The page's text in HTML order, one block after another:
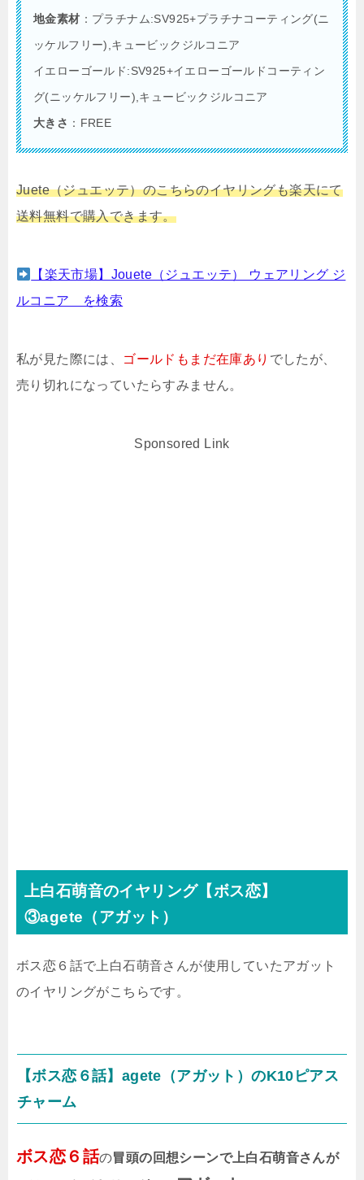
地金素材 ：プラチナム:SV925+プラチナコーティング(ニ
ッケルフリー),キュービックジルコニア
イエローゴールド:SV925+イエローゴールドコーティン
グ(ニッケルフリー),キュービックジルコニア
大きさ ：FREE
Juete（ジュエッテ）のこちらのイヤリングも楽天にて
送料無料で購入できます。
【楽天市場】Jouete（ジュエッテ） ウェアリング ジ
ルコニア を検索
私が見た際には、 ゴールドもまだ在庫あり でしたが、
売り切れになっていたらすみません。
Sponsored Link
上白石萌音のイヤリング【ボス恋】
③agete（アガット）
ボス恋６話で上白石萌音さんが使用していたアガット
のイヤリングがこちらです。
【ボス恋６話】agete（アガット）のK10ピアス
チャーム
ボス恋６話の冒頭の回想シーンで上白石萌音さんが